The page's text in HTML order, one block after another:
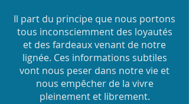
Il part du principe que nous portons
tous inconsciemment des loyautés
et des fardeaux venant de notre
lignée. Ces informations subtiles
vont nous peser dans notre vie et
nous empêcher de la vivre
pleinement et librement.